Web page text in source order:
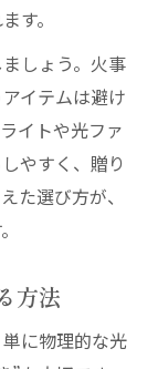
す。
しょう。火事
イテムは避け
イトや光ファ
やすく、贈り
た選び方が、
方法
に物理的な光